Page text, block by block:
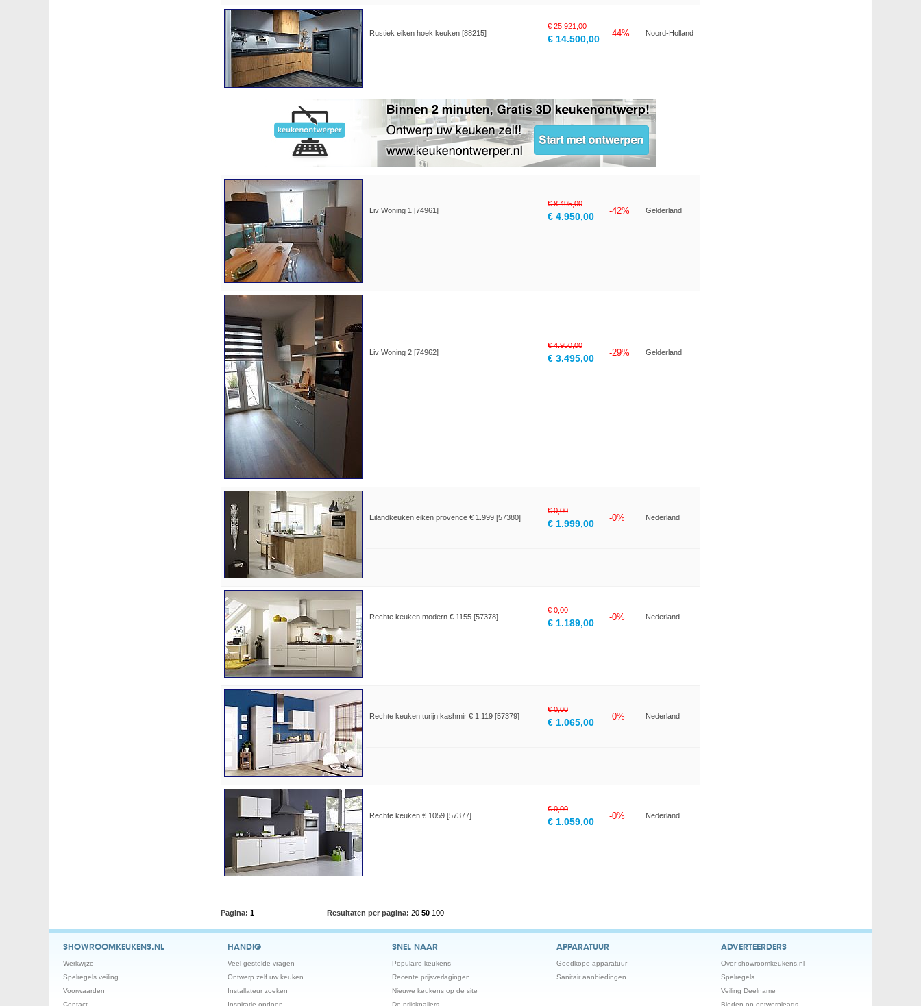
Rustiek eiken hoek keuken [88215]
€ 25.921,00
€ 14.500,00
-44% Noord-Holland
Liv Woning 1 [74961]
€ 8.495,00
€ 4.950,00
-42% Gelderland
Liv Woning 2 [74962]
€ 4.950,00
€ 3.495,00
-29% Gelderland
Eilandkeuken eiken provence € 1.999 [57380]
€ 0,00
€ 1.999,00
-0% Nederland
Rechte keuken modern € 1155 [57378]
€ 0,00
€ 1.189,00
-0% Nederland
Rechte keuken turijn kashmir € 1.119 [57379]
€ 0,00
€ 1.065,00
-0% Nederland
Rechte keuken € 1059 [57377]
€ 0,00
€ 1.059,00
-0% Nederland
Pagina: 1 Resultaten per pagina: 20 50 100
SHOWROOMKEUKENS.NL
Werkwijze
Spelregels veiling
Voorwaarden
Contact
HANDIG
Veel gestelde vragen
Ontwerp zelf uw keuken
Installateur zoeken
Inspiratie opdoen
SNEL NAAR
Populaire keukens
Recente prijsverlagingen
Nieuwe keukens op de site
De prijsknallers
APPARATUUR
Goedkope apparatuur
Sanitair aanbiedingen
ADVERTEERDERS
Over showroomkeukens.nl
Spelregels
Veiling Deelname
Bieden op ontwerpleads